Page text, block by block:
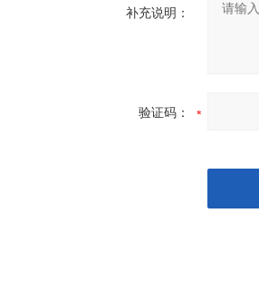
补充说明：
验证码：